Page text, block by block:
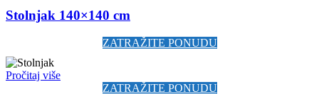
Stolnjak 140×140 cm
ZATRAŽITE PONUDU
Pročitaj više
ZATRAŽITE PONUDU